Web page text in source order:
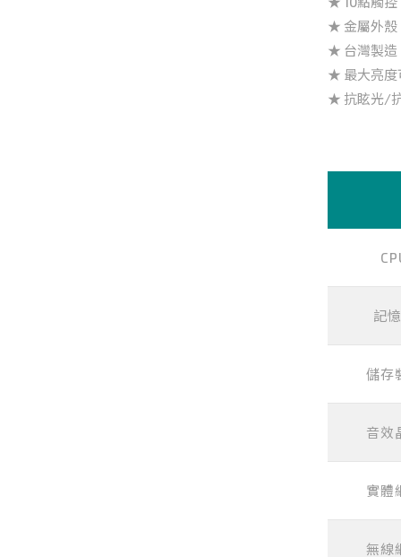
★ 金屬外殼
★ 台灣製造
★ 最大亮度
★ 抗眩光/
記
儲存
音效
實體
無線